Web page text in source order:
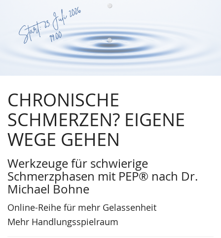
Inhalt
springen
Chronische
Schmerzen
eigene
Wege
gehen
CHRONISCHE
SCHMERZEN? EIGENE
WEGE GEHEN
Werkzeuge für schwierige
Schmerzphasen mit PEP® nach Dr.
Michael Bohne
Online-Reihe für mehr Gelassenheit
Mehr Handlungsspielraum